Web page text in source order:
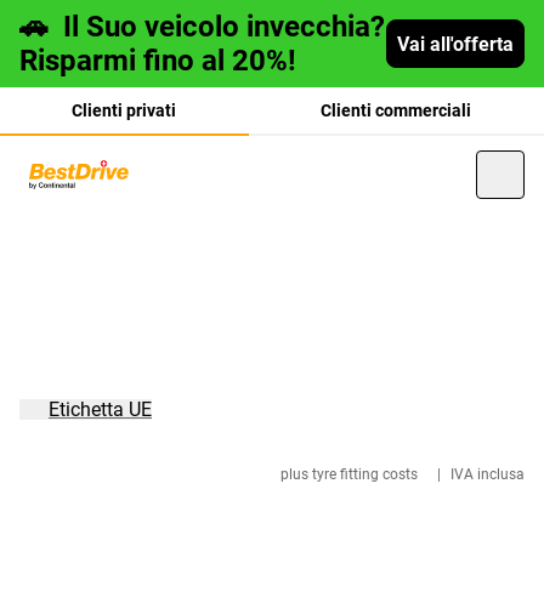
🚗 Il Suo veicolo invecchia?
Risparmi fino al 20%!
Vai all'offerta
Clienti privati Clienti commerciali
plus tyre fitting costs IVA inclusa
Etichetta UE